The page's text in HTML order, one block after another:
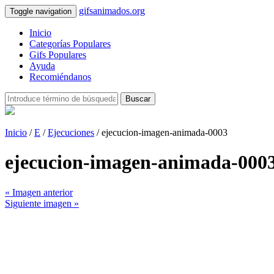
Toggle navigation gifsanimados.org
Inicio
Categorías Populares
Gifs Populares
Ayuda
Recomiéndanos
Buscar
Inicio /E /Ejecuciones / ejecucion-imagen-animada-0003
ejecucion-imagen-animada-
« Imagen anterior
Siguiente imagen »